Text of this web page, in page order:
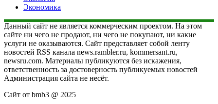
Экономика
Данный сайт не является коммерческим проектом. На этом
сайте ни чего не продают, ни чего не покупают, ни какие
услуги не оказываются. Сайт представляет собой ленту
новостей RSS канала news.rambler.ru, kommersant.ru,
newsru.com. Материалы публикуются без искажения,
ответственность за достоверность публикуемых новостей
Администрация сайта не несёт.
Сайт от bmb3 @ 2025